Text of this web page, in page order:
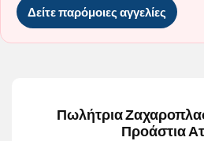
Δείτε παρόμοιες αγγελίες
Πωλήτρια
Προάστια